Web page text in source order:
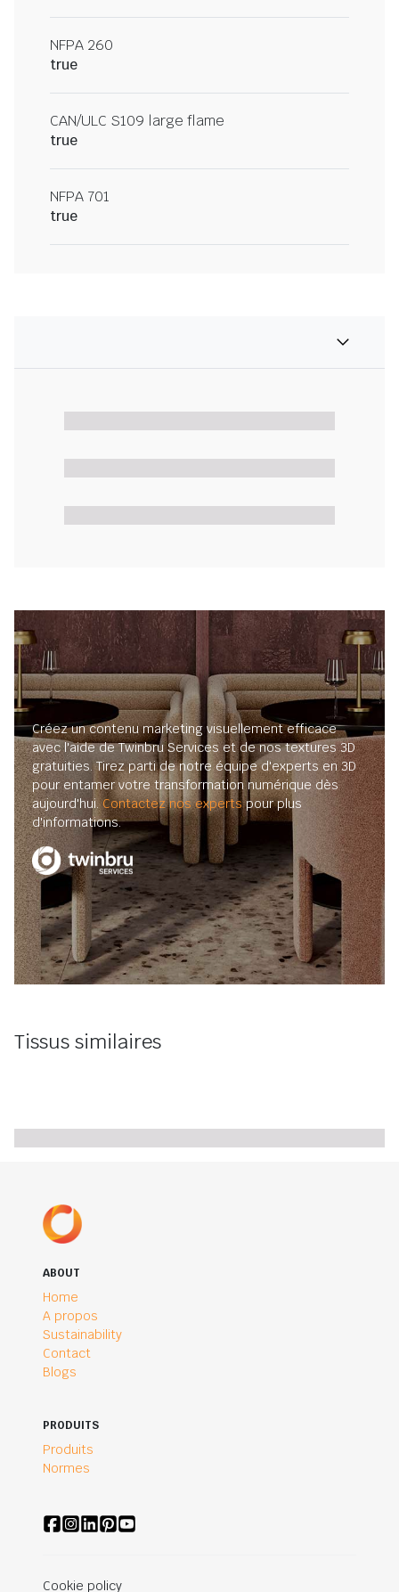
NFPA 260
true
CAN/ULC S109 large flame
true
NFPA 701
true
Créez un contenu marketing visuellement efficace
avec l'aide de Twinbru Services et de nos textures 3D
gratuities. Tirez parti de notre équipe d'experts en 3D
pour entamer votre transformation numérique dès
aujourd'hui.Contactez nos expertspour plus
d'informations.
Tissus similaires
ABOUT
Home
A propos
Sustainability
Contact
Blogs
PRODUITS
Produits
Normes
Cookie policy